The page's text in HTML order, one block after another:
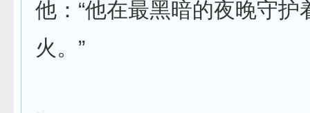
他：“他在最黑暗的夜晚守护
火。”